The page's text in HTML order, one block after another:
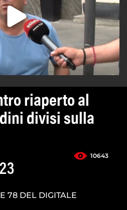
riaperto al
divisi sulla
10643
78 DEL DIGITALE